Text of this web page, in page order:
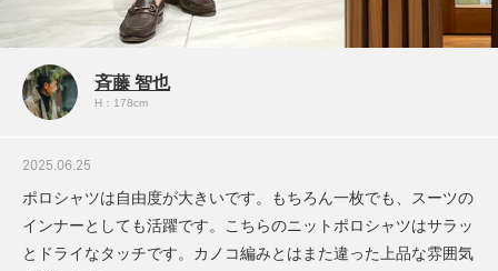
斉藤 智也
H：178cm
2025.06.25
ポロシャツは自由度が大きいです。もちろん一枚でも、スーツの
インナーとしても活躍です。こちらのニットポロシャツはサラッ
とドライなタッチです。カノコ編みとはまた違った上品な雰囲気